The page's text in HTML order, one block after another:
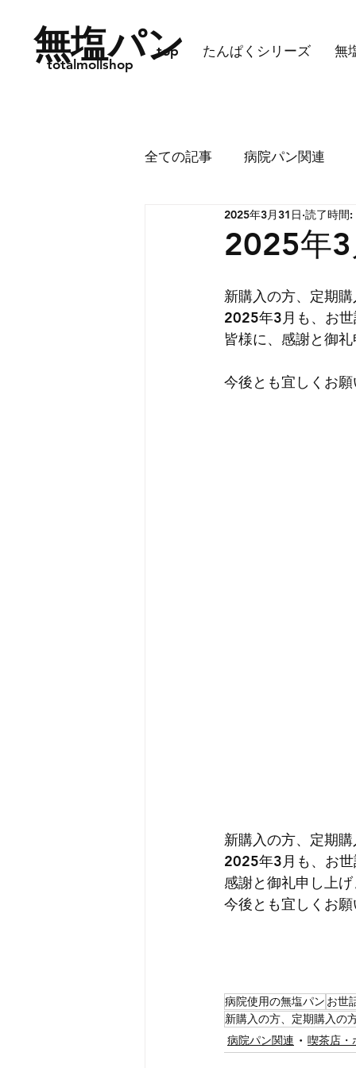
無塩パン
totalmollshop
top たんぱくシリーズ 無
全ての記事 病院パン関連
2月後半10%OFFのご案内
2025年
2025年3月31日 読了時間:
新購入の方、定期
2025年3月も、お
皆様に、感謝と御
今後とも宜しくお
新購入の方、定期
2025年3月も、お
感謝と御礼申し上
今後とも宜しくお
病院使用の無塩パン お世
新購入の方、定期購入の
病院パン関連
喫茶店・